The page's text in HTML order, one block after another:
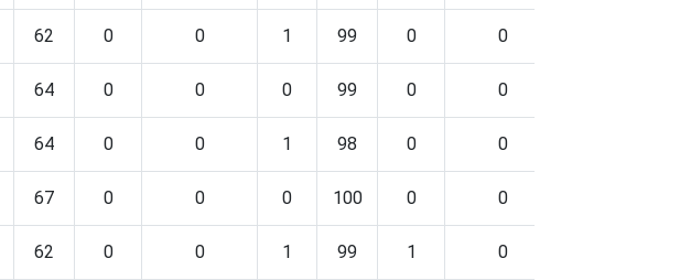
62 0 0 1 99 0 0
64 0 0 0 99 0 0
64 0 0 1 98 0 0
67 0 0 0 100 0 0
62 0 0 1 99 1 0